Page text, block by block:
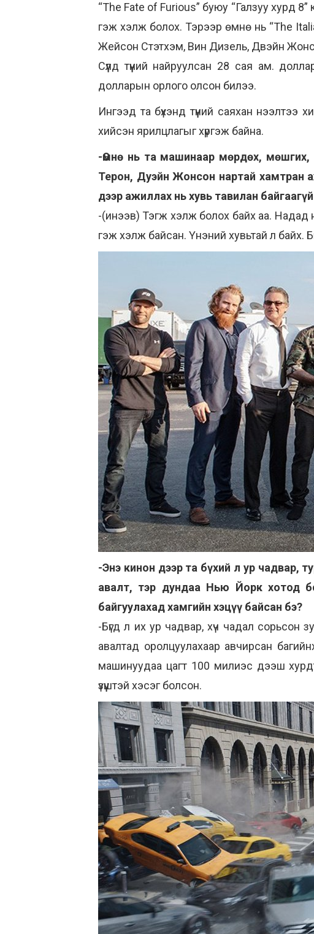
“The Fate of Furious” буюу “Галзуу хурд
гэж хэлж болох. Тэрээр өмнө нь “The
Жейсон Стэтхэм, Вин Дизель, Двэйн
Сүүлд түүний найруулсан 28 сая ам.
долларын орлого олсон билээ.
Ингээд та бүхэнд түүний саяхан
хийсэн ярилцлагыг хүргэж байна.
-Өмнө нь та машинаар мөрдөх,
Терон, Дуэйн Жонсон нартай хамтран
дээр ажиллах нь хувь тавилан
-(инээв) Тэгж хэлж болох байх аа. Надад
гэж хэлж байсан. Үнэний хувьтай л байх.
-Энэ кинон дээр та бүхий л ур чадвар,
авалт, тэр дундаа Нью Йорк хотод
байгуулахад хамгийн хэцүү байсан бэ?
-Бүгд л их ур чадвар, хүч чадал
авалтад оролцуулахаар авчирсан
машинуудаа цагт 100 милиэс дээш
үзүүштэй хэсэг болсон.